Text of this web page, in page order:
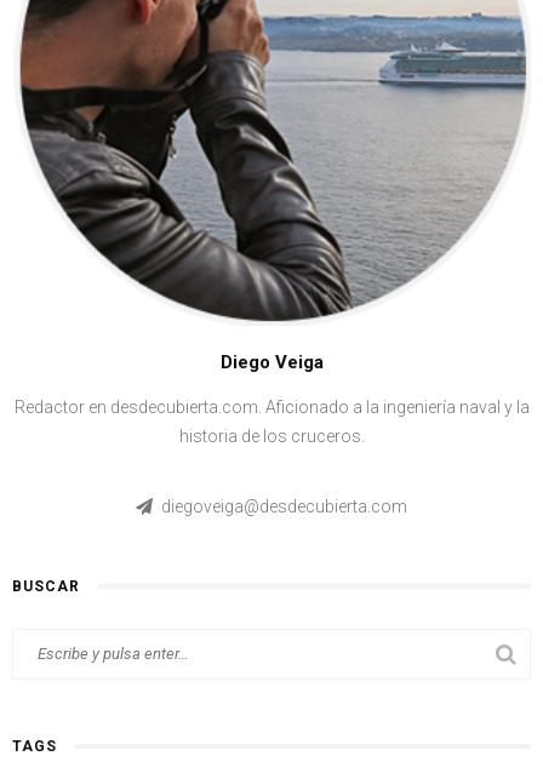
Diego Veiga
Redactor en desdecubierta.com. Aficionado a la ingeniería naval y la
historia de los cruceros.
diegoveiga@desdecubierta.com
BUSCAR
TAGS